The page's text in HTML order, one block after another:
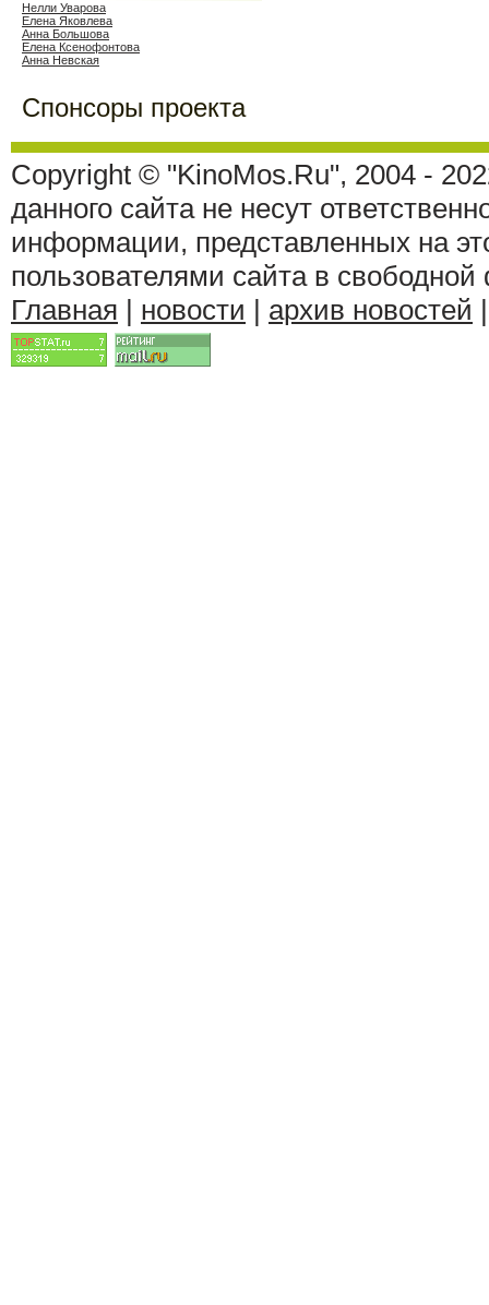
Нелли Уварова
Елена Яковлева
Анна Большова
Елена Ксенофонтова
Анна Невская
Спонсоры проекта
Copyright © "KinoMos.Ru", 2004 -
данного сайта не несут
информации, представленных на
пользователями сайта в
Главная | новости | архив новостей